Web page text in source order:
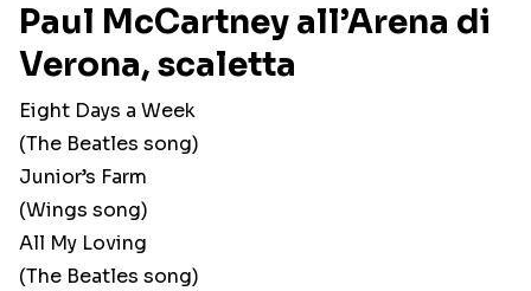
Paul McCartney all’Arena di
Verona, scaletta
Eight Days a Week
(The Beatles song)
Junior’s Farm
(Wings song)
All My Loving
(The Beatles song)